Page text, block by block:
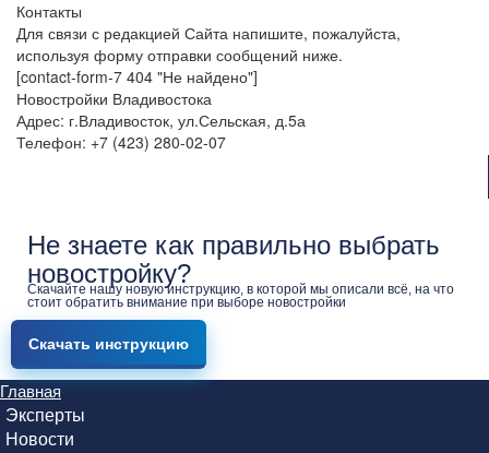
Контакты
Для связи с редакцией Сайта напишите, пожалуйста,
используя форму отправки сообщений ниже.
[contact-form-7 404 "Не найдено"]
Новостройки Владивостока
Адрес: г.Владивосток, ул.Сельская, д.5а
Телефон: +7 (423) 280-02-07
Не знаете как правильно выбрать
новостройку?
Скачайте нашу новую инструкцию, в которой мы описали всё, на что
стоит обратить внимание при выборе новостройки
Скачать инструкцию
Главная
Эксперты
Новости